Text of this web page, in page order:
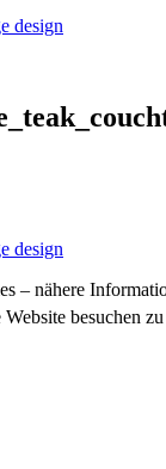
design
design
– nähere
besuchen